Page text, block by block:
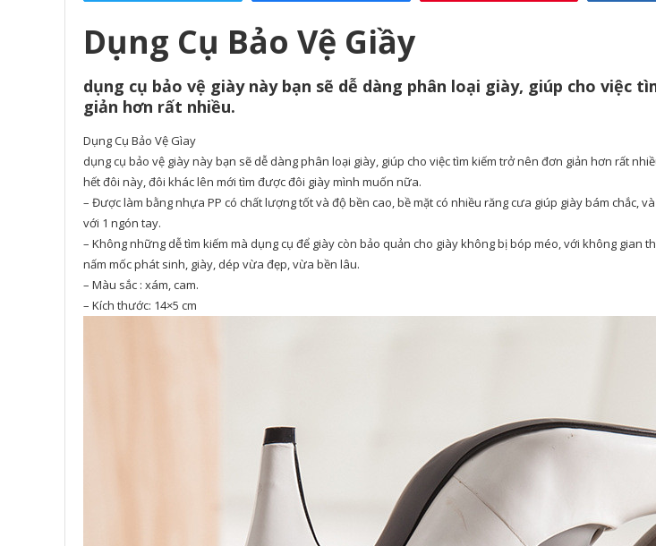
Dụng Cụ Bảo Vệ Giầy
dụng cụ bảo vệ giày này bạn sẽ dễ dàng phân loại giày, giúp cho việc
giản hơn rất nhiều.
Dụng Cụ Bảo Vệ Gìay
dụng cụ bảo vệ giày này bạn sẽ dễ dàng phân loại giày, giúp cho việc tìm kiếm trở nên đơn giản hơn rất
hết đôi này, đôi khác lên mới tìm được đôi giày mình muốn nữa.
– Được làm bằng nhựa PP có chất lượng tốt và độ bền cao, bề mặt có nhiều răng cưa giúp giày bám chắc,
với 1 ngón tay.
– Không những dễ tìm kiếm mà dụng cụ để giày còn bảo quản cho giày không bị bóp méo, với không gian
nấm mốc phát sinh, giày, dép vừa đẹp, vừa bền lâu.
– Màu sắc : xám, cam.
– Kích thước: 14×5 cm